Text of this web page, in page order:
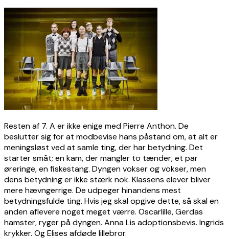
Resten af 7. A er ikke enige med Pierre Anthon. De
beslutter sig for at modbevise hans påstand om, at alt er
meningsløst ved at samle ting, der har betydning. Det
starter småt; en kam, der mangler to tænder, et par
øreringe, en fiskestang. Dyngen vokser og vokser, men
dens betydning er ikke stærk nok. Klassens elever bliver
mere hævngerrige. De udpeger hinandens mest
betydningsfulde ting. Hvis jeg skal opgive dette, så skal en
anden aflevere noget meget værre. Oscarlille, Gerdas
hamster, ryger på dyngen. Anna Lis adoptionsbevis. Ingrids
krykker. Og Elises afdøde lillebror.